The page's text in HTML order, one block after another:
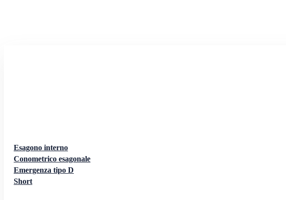
Esagono interno
Conometrico esagonale
Emergenza tipo D
Short